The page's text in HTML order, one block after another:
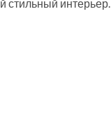
стильный интерьер.